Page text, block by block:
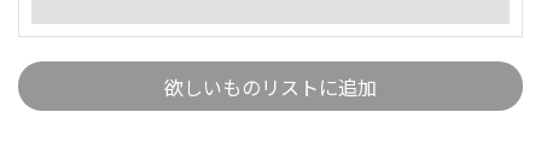
欲しいものリストに追加